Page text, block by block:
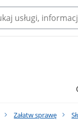
Załatw sprawę